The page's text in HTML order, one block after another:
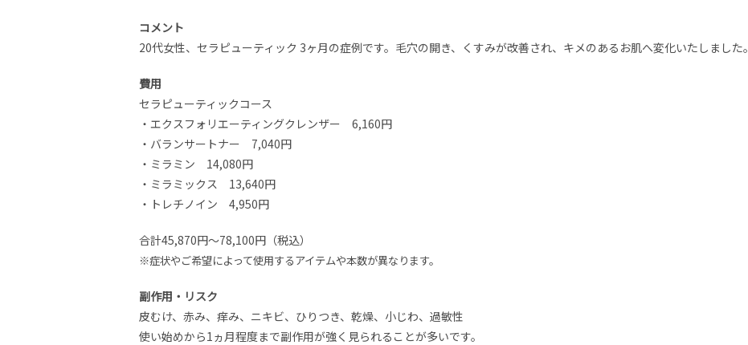
コメント
20代女性、セラピューティック 3ヶ月の症例です。毛穴の開き、くすみが改善され、キメのあるお肌へ変化いたしました。
費用
セラピューティックコース
・エクスフォリエーティングクレンザー 6,160円
・バランサートナー 7,040円
・ミラミン 14,080円
・ミラミックス 13,640円
・トレチノイン 4,950円
合計45,870円～78,100円（税込）
※症状やご希望によって使用するアイテムや本数が異なります。
副作用・リスク
皮むけ、赤み、痒み、ニキビ、ひりつき、乾燥、小じわ、過敏性
使い始めから1ヵ月程度まで副作用が強く見られることが多いです。